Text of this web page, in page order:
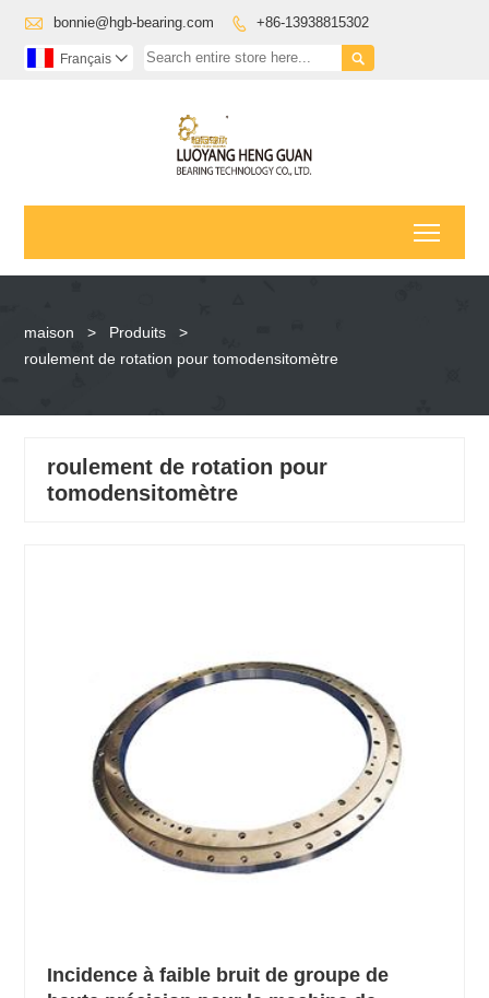
 bonnie@hgb-bearing.com  +86-13938815302

Français 
maison > Produits
>
roulement de rotation pour tomodensitomètre
roulement de rotation pour
tomodensitomètre
Incidence à faible bruit de groupe de